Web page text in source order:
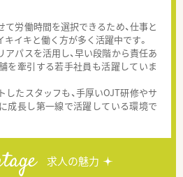
労働時間を選択できるため、仕事と
イキと働く方が多く活躍中です。
パスを活用し、早い段階から責任あ
を牽引する若手社員も活躍していま
たスタッフも、手厚いOJT研修やサ
成長し第一線で活躍している環境で
求人の魅力